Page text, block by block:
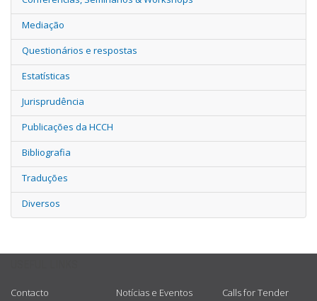
Mediação
Questionários e respostas
Estatísticas
Jurisprudência
Publicações da HCCH
Bibliografia
Traduções
Diversos
Contacto
Notícias e Eventos
Calls for Tender